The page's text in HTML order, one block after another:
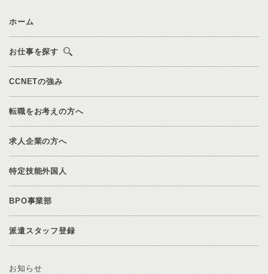
ホーム
お仕事を探す
CCNETの強み
転職をお考えの方へ
求人企業の方へ
特定技能外国人
BPO事業部
派遣スタッフ登録
お知らせ